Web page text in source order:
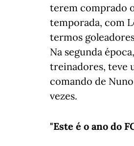
terem comprado
temporada, com
termos
Na segunda
treinadores, teve
comando de
vezes.
"Este é o ano do